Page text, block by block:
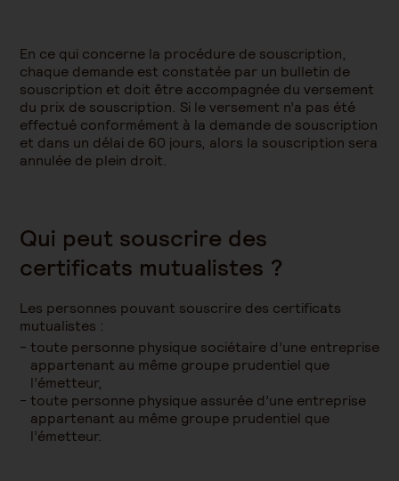
En ce qui concerne la procédure de souscription,
chaque demande est constatée par un bulletin de
souscription et doit être accompagnée du versement
du prix de souscription. Si le versement n’a pas été
effectué conformément à la demande de souscription
et dans un délai de 60 jours, alors la souscription sera
annulée de plein droit.
Qui peut souscrire des
certificats mutualistes ?
Les personnes pouvant souscrire des certificats
mutualistes :
toute personne physique sociétaire d’une entreprise
appartenant au même groupe prudentiel que
l’émetteur,
toute personne physique assurée d’une entreprise
appartenant au même groupe prudentiel que
l’émetteur.